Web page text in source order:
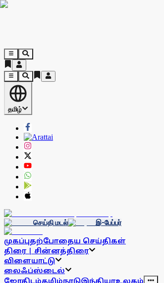
தமிழ்
செய்தி மடல் இ-பேப்பர்
முகப்புதற்போதைய செய்திகள்
திரை | சின்னத்திரை
விளையாட்டு
லைஃப்ஸ்டைல்
ஜோதிடம்தமிழ்நாடுஇந்தியாஉலகம்